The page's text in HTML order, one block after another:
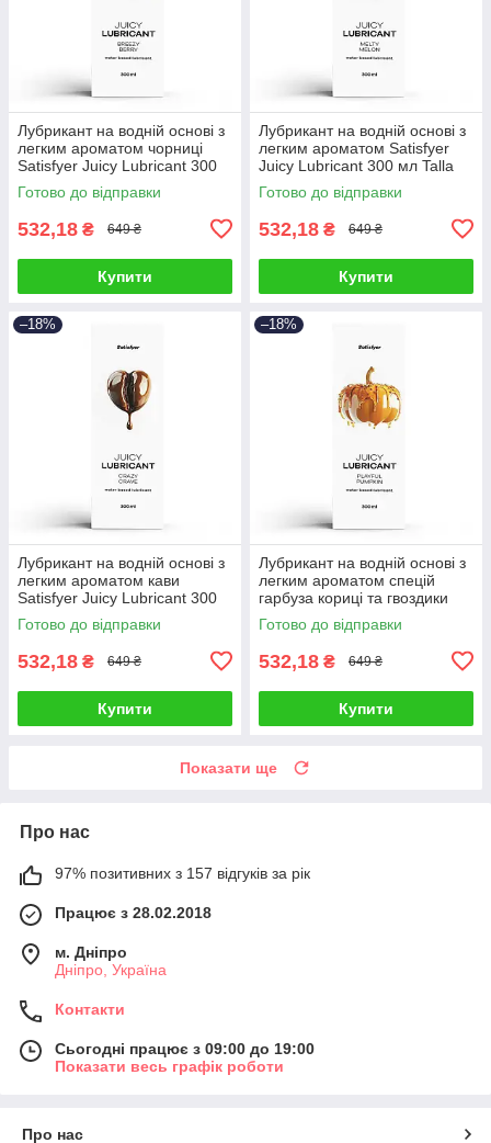
Лубрикант на водній основі з
легким ароматом чорниці
Satisfyer Juicy Lubricant 300
мл Talla
Готово до відправки
532,18 ₴ 649 ₴
Купити
Лубрикант на водній основі з
легким ароматом Satisfyer
Juicy Lubricant 300 мл Talla
Готово до відправки
532,18 ₴ 649 ₴
Купити
–18%
Лубрикант на водній основі з
легким ароматом кави
Satisfyer Juicy Lubricant 300
мл Talla
Готово до відправки
532,18 ₴ 649 ₴
Купити
–18%
Лубрикант на водній основі з
легким ароматом спецій
гарбуза кориці та гвоздики
Satisfyer Juicy Lubricant 300
мл Talla
Готово до відправки
532,18 ₴ 649 ₴
Купити
Показати ще
Про нас
97% позитивних з 157 відгуків за рік
Працює з 28.02.2018
м. Дніпро
Дніпро, Україна
Контакти
Сьогодні працює з 09:00 до 19:00
Показати весь графік роботи
Про нас